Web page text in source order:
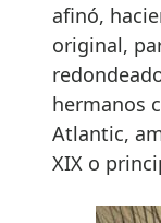
afinó,
original,
hermanos
Atlantic,
XIX o